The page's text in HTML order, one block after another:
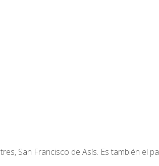
San Francisco de Asís. Es también